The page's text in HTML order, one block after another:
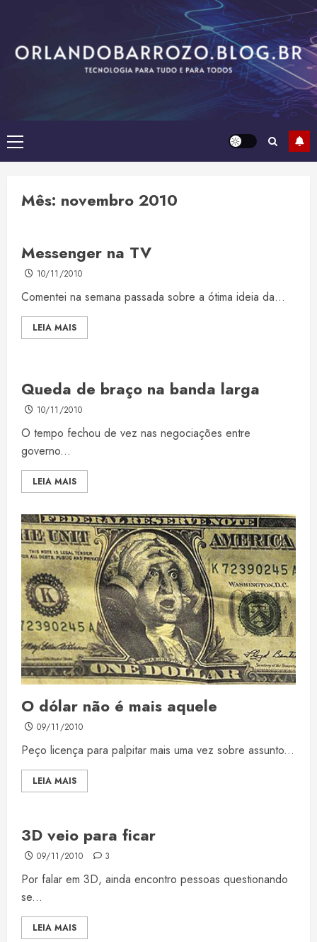
content
Primary
Menu
Mês: novembro 2010
Messenger na TV
10/11/2010
Comentei na semana passada sobre a ótima ideia da...
LEIA MAIS
Queda de braço na banda larga
10/11/2010
O tempo fechou de vez nas negociações entre
governo...
LEIA MAIS
O dólar não é mais aquele
09/11/2010
Peço licença para palpitar mais uma vez sobre assunto...
LEIA MAIS
3D veio para ficar
09/11/2010 3
Por falar em 3D, ainda encontro pessoas questionando
se...
LEIA MAIS